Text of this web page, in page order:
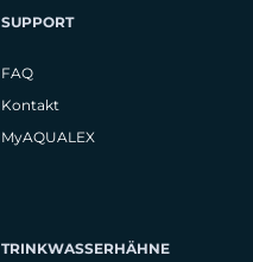
SUPPORT
FAQ
Kontakt
MyAQUALEX
TRINKWASSERHÄHNE